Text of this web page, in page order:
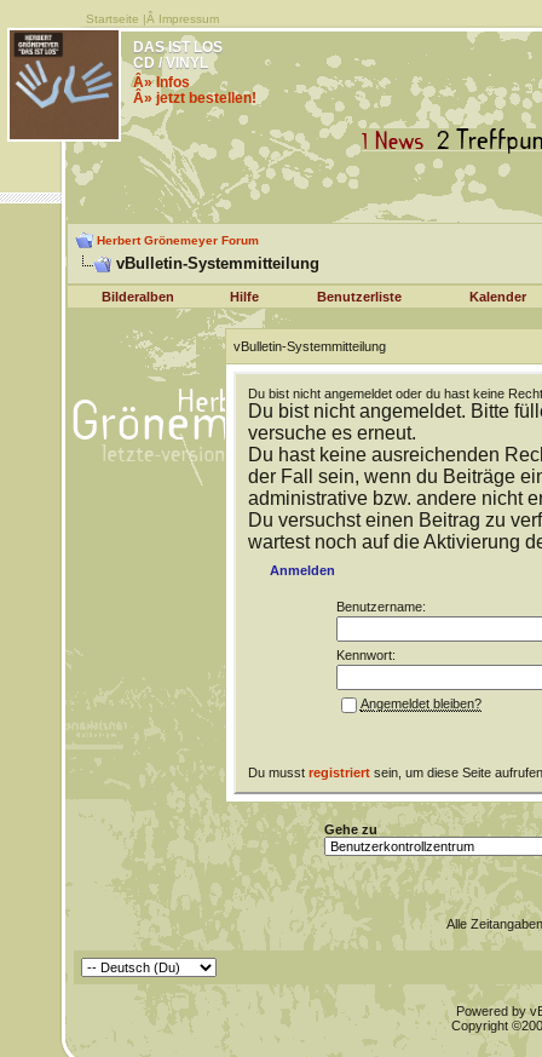
Startseite |Â Impressum
DAS IST LOS
CD / VINYL
Â» Infos
Â» jetzt bestellen!
Herbert Grönemeyer Forum
vBulletin-Systemmitteilung
Bilderalben Hilfe Benutzerliste Kalender
vBulletin-Systemmitteilung
Du bist nicht angemeldet oder du hast keine
Du bist nicht angemeldet. Bitte
versuche es erneut.
Du hast keine ausreichenden
der Fall sein, wenn du Beiträge
administrative bzw. andere nicht
Du versuchst einen Beitrag zu
wartest noch auf die Aktivierung
Anmelden
Benutzername:
Kennwort:
Angemeldet bleiben?
Du musst registriertsein, um diese Seite
Gehe zu
Alle
Powered by
Copyright